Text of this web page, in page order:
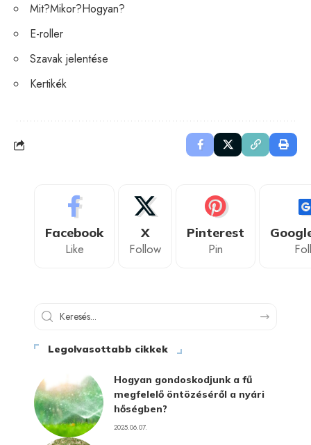
Mit?Mikor?Hogyan?
E-roller
Szavak jelentése
Kertikék
Facebook
Like
X
Follow
Pinterest
Pin
Legolvasottabb cikkek
Hogyan gondoskodjunk a fű
megfelelő öntözéséről a nyári
hőségben?
2025.06.07.